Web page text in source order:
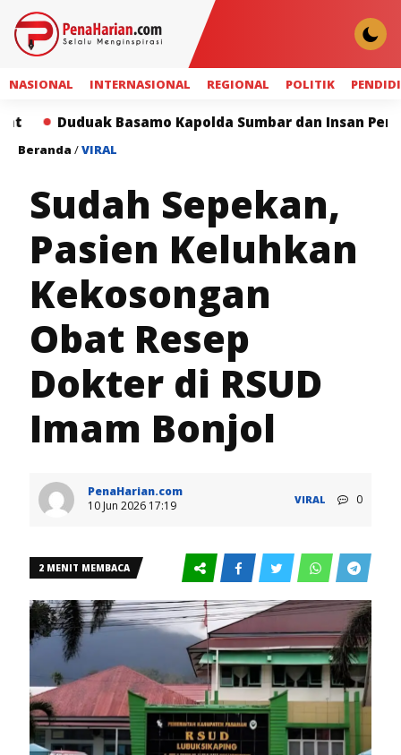
NASIONAL INTERNASIONAL REGIONAL POLITIK
Basamo Kapolda Sumbar dan Insan Pers Perkuat
Beranda /VIRAL
Sudah Sepekan,
Pasien Keluhkan
Kekosongan
Obat Resep
Dokter di RSUD
Imam Bonjol
PenaHarian.com
10 Jun 2026 17:19
VIRAL 0
2 MENIT MEMBACA